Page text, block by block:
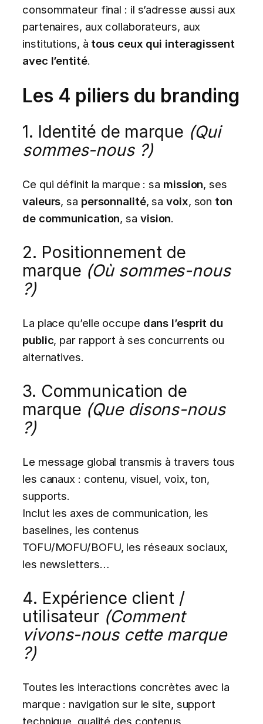
consommateur final : il s’adresse aussi aux
partenaires, aux collaborateurs, aux
institutions, à tous ceux qui interagissent
avec l’entité.
Les 4 piliers du branding
1. Identité de marque (Qui
sommes-nous ?)
Ce qui définit la marque : sa mission, ses
valeurs, sa personnalité, savoix, son ton
de communication, sa vision.
2. Positionnement de
marque (Où sommes-nous
?)
La place qu’elle occupe dans l’esprit du
public, par rapport à ses concurrents ou
alternatives.
3. Communication de
marque (Que disons-nous
?)
Le message global transmis à travers tous
les canaux : contenu, visuel, voix, ton,
supports.
Inclut les axes de communication, les
baselines, les contenus
TOFU/MOFU/BOFU, les réseaux sociaux,
les newsletters…
4. Expérience client /
utilisateur (Comment
vivons-nous cette marque
?)
Toutes les interactions concrètes avec la
marque : navigation sur le site, support
technique, qualité des contenus,